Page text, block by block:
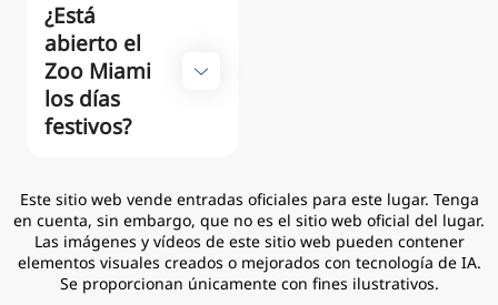
¿Está
abierto el
Zoo Miami
los días
festivos?
Este sitio web vende entradas oficiales para este lugar. Tenga
en cuenta, sin embargo, que no es el sitio web oficial del lugar.
Las imágenes y vídeos de este sitio web pueden contener
elementos visuales creados o mejorados con tecnología de IA.
Se proporcionan únicamente con fines ilustrativos.